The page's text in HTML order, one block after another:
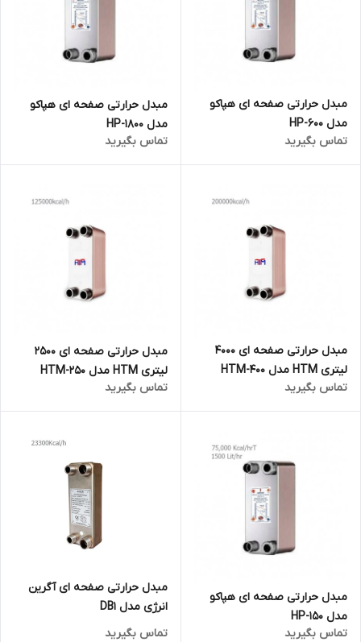
مبدل حرارتی صفحه ای هپاکو
مدل HP-600
تماس بگیرید
مبدل حرارتی صفحه ای هپاکو
مدل HP-1800
تماس بگیرید
مبدل حرارتی صفحه ای 4000
لیتری HTM مدل HTM-400
تماس بگیرید
مبدل حرارتی صفحه ای 2500
لیتری HTM مدل HTM-250
تماس بگیرید
مبدل حرارتی صفحه ای هپاکو
مدل HP-150
تماس بگیرید
مبدل حرارتی صفحه ای آگرین
انرژی مدل DB1
تماس بگیرید